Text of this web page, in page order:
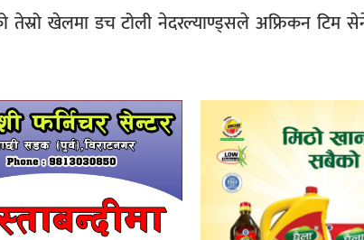
तेस्रो खेलमा डच टोली नेदरल्याण्ड्सले अफ्रिकन टिम